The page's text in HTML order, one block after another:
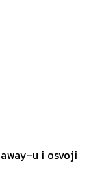
u i osvoji